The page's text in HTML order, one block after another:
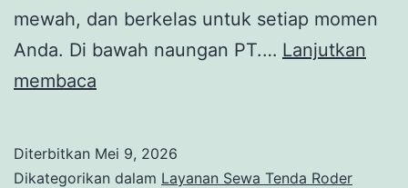
mewah, dan berkelas untuk setiap momen
Anda. Di bawah naungan PT.… Lanjutkan
membaca
Tenda
Diterbitkan Mei 9, 2026
Dikategorikan dalam Layanan Sewa Tenda Roder